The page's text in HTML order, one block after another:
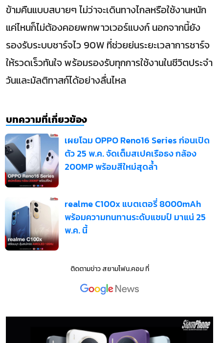
ข้ามคืนแบบสบายๆ ไม่ว่าจะเดินทางไกลหรือใช้งานหนัก
แค่ไหนก็ไม่ต้องคอยพกพาวเวอร์แบงก์ นอกจากนี้ยัง
รองรับระบบชาร์จไว 90W ที่ช่วยย่นระยะเวลาการชาร์จ
ให้รวดเร็วทันใจ พร้อมรองรับทุกการใช้งานในชีวิตประจำ
วันและมัลติทาสก์ได้อย่างลื่นไหล
บทความที่เกี่ยวข้อง
เผยโฉม OPPO Reno16 Series ก่อนเปิด
ตัว 25 พ.ค. จัดเต็มสเปคเรือธง กล้อง
200MP พร้อมสีใหม่สุดล้ำ
realme C100x แบตเตอรี่ 8000mAh
พร้อมความทนทานระดับแชมป์ มาแน่ 25
พ.ค. นี้
ติดตามข่าวสยามโฟน.คอมที่